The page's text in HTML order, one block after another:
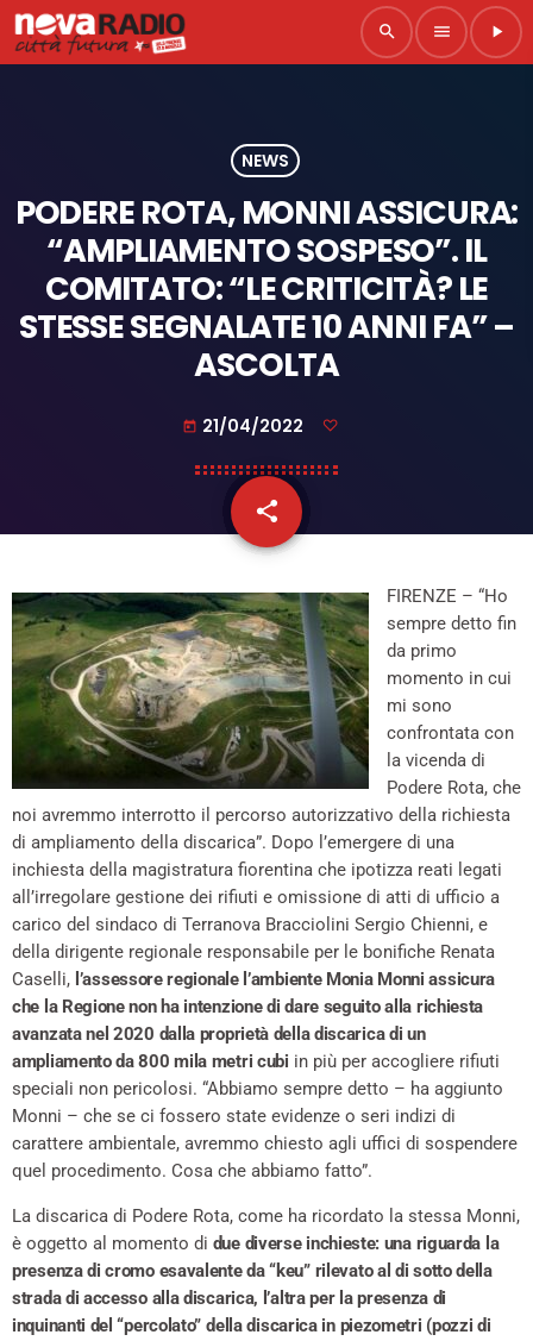
search menu play_arrow
NEWS
PODERE ROTA, MONNI ASSICURA:
“AMPLIAMENTO SOSPESO”. IL
COMITATO: “LE CRITICITÀ? LE
STESSE SEGNALATE 10 ANNI FA” –
ASCOLTA
today 21/04/2022
share
email
FIRENZE – “Ho
sempre detto fin
da primo
momento in cui
mi sono
confrontata con
la vicenda di
Podere Rota, che
noi avremmo interrotto il percorso autorizzativo della richiesta
di ampliamento della discarica”. Dopo l’emergere di una
inchiesta della magistratura fiorentina che ipotizza reati legati
all’irregolare gestione dei rifiuti e omissione di atti di ufficio a
carico del sindaco di Terranova Bracciolini Sergio Chienni, e
della dirigente regionale responsabile per le bonifiche Renata
Caselli, l’assessore regionale l’ambiente Monia Monni assicura
che la Regione non ha intenzione di dare seguito alla richiesta
avanzata nel 2020 dalla proprietà della discarica di un
ampliamento da 800 mila metri cubi in più per accogliere rifiuti
speciali non pericolosi. “Abbiamo sempre detto – ha aggiunto
Monni – che se ci fossero state evidenze o seri indizi di
carattere ambientale, avremmo chiesto agli uffici di sospendere
quel procedimento. Cosa che abbiamo fatto”.
La discarica di Podere Rota, come ha ricordato la stessa Monni,
è oggetto al momento di due diverse inchieste: una riguarda la
presenza di cromo esavalente da “keu” rilevato al di sotto della
strada di accesso alla discarica, l’altra per la presenza di
inquinanti del “percolato” della discarica in piezometri (pozzi di